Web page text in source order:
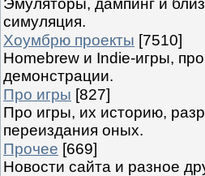
Эмуляторы, дампинг и
симуляция.
Хоумбрю проекты [7510]
Homebrew и Indie-игры,
демонстрации.
Про игры [827]
Про игры, их историю,
переиздания оных.
Прочее [669]
Новости сайта и разное